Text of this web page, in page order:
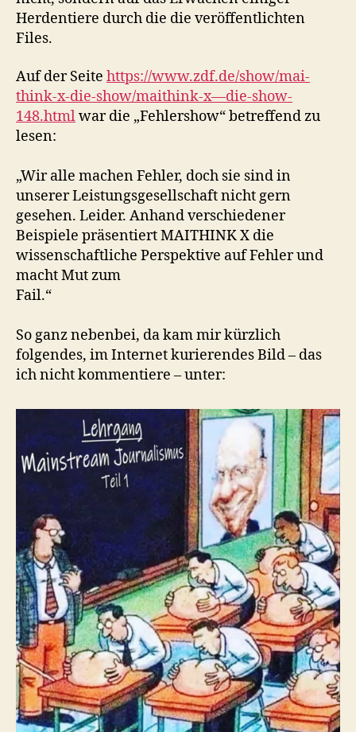
Herdentiere durch die die veröffentlichten
Files.
Auf der Seite https://www.zdf.de/show/mai-
think-x-die-show/maithink-x—die-show-
148.htmlwar die „Fehlershow“ betreffend zu
lesen:
„Wir alle machen Fehler, doch sie sind in
unserer Leistungsgesellschaft nicht gern
gesehen. Leider. Anhand verschiedener
Beispiele präsentiert MAITHINK X die
wissenschaftliche Perspektive auf Fehler und
macht Mut zum
Fail.“
So ganz nebenbei, da kam mir kürzlich
folgendes, im Internet kurierendes Bild – das
ich nicht kommentiere – unter: